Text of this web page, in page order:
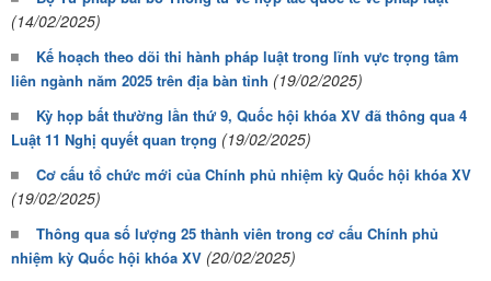
(14/02/2025)
Kế hoạch theo dõi thi hành pháp luật trong lĩnh vực trọng tâm
liên ngành năm 2025 trên địa bàn tỉnh (19/02/2025)
Kỳ họp bất thường lần thứ 9, Quốc hội khóa XV đã thông qua 4
Luật 11 Nghị quyết quan trọng (19/02/2025)
Cơ cấu tổ chức mới của Chính phủ nhiệm kỳ Quốc hội khóa XV
(19/02/2025)
Thông qua số lượng 25 thành viên trong cơ cấu Chính phủ
nhiệm kỳ Quốc hội khóa XV (20/02/2025)